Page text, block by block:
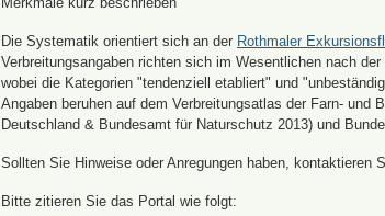
Die Systematik orientiert sich an der Rothmaler
Verbreitungsangaben richten sich im Wesentlichen nach der
wobei die Kategorien "tendenziell etabliert" und
Angaben beruhen auf dem Verbreitungsatlas der Farn-
Deutschland & Bundesamt für Naturschutz 2013) und
Sollten Sie Hinweise oder Anregungen haben, kontaktieren
Bitte zitieren Sie das Portal wie folgt: